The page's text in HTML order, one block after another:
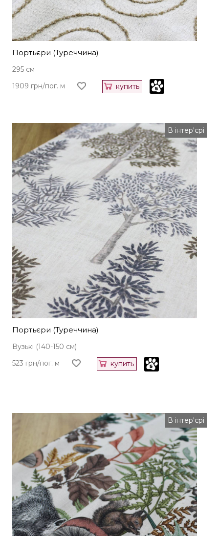
Портьєри (Туреччина)
295 см
1909 грн/пог. м
купить
В інтер'єрі
Портьєри (Туреччина)
Вузькі (140-150 см)
523 грн/пог. м
купить
В інтер'єрі